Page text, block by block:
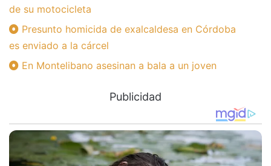
de su motocicleta
Presunto homicida de exalcaldesa en Córdoba
es enviado a la cárcel
En Montelibano asesinan a bala a un joven
Publicidad